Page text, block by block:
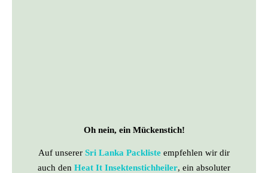
Oh nein, ein Mückenstich!
Auf unserer Sri Lanka Packliste empfehlen wir dir
auch den Heat It Insektenstichheiler, ein absoluter